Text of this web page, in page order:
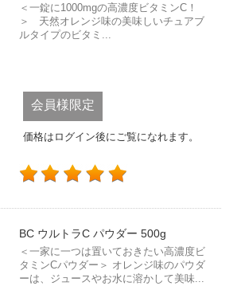
＜一錠に1000mgの高濃度ビタミンC！
＞ 天然オレンジ味の美味しいチュアブ
ルタイプのビタミ...
会員様限定
価格はログイン後にご覧になれます。
BC ウルトラC パウダー 500g
＜一家に一つは置いておきたい高濃度ビ
タミンCパウダー＞ オレンジ味のパウダ
ーは、ジュースやお水に溶かして美味...